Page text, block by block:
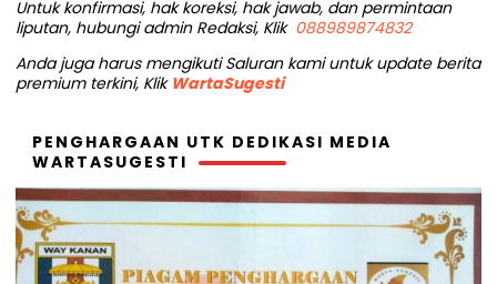
Untuk konfirmasi, hak koreksi, hak jawab, dan permintaan
liputan, hubungi admin Redaksi, Klik 088989874832
Anda juga harus mengikuti Saluran kami untuk update berita
premium terkini, Klik WartaSugesti
PENGHARGAAN UTK DEDIKASI MEDIA
WARTASUGESTI